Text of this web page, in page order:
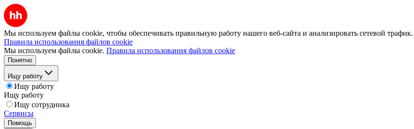
Мы используем файлы cookie, чтобы обеспечивать правильную работу нашего веб-сайта и анализировать сетевой трафик.
Правила использования файлов cookie
Мы используем файлы cookie. Правила использования файлов cookie
Понятно
Ищу работу
Ищу работу
Ищу работу
Ищу сотрудника
Сервисы
Помощь